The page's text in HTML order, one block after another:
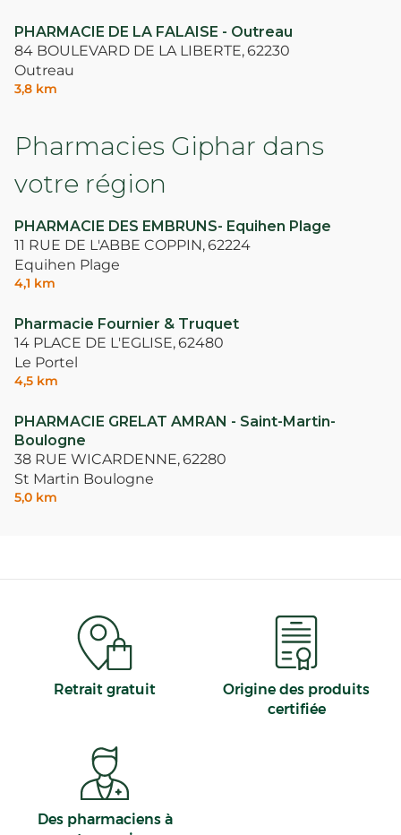
PHARMACIE DE LA FALAISE - Outreau
84 BOULEVARD DE LA LIBERTE,62230
Outreau
3,8 km
Pharmacies Giphar dans
votre région
PHARMACIE DES EMBRUNS- Equihen Plage
11 RUE DE L'ABBE COPPIN,62224
Equihen Plage
4,1 km
Pharmacie Fournier & Truquet
14 PLACE DE L'EGLISE,62480
Le Portel
4,5 km
PHARMACIE GRELAT AMRAN - Saint-Martin-
Boulogne
38 RUE WICARDENNE,62280
St Martin Boulogne
5,0 km
Retrait gratuit
Origine des produits
certifiée
Des pharmaciens à